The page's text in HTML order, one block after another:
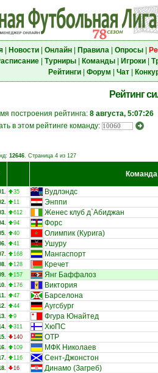
| Новости| Онлайн| Правила| Опросы|
| Турниры| Команды| Игроки|
Рейтинги| Форум Чат|
Рейтинг
построения рейтинга: 8 августа, 5:07:26
в этом рейтинге команду:
12646. Страница 4 из 127
Команда
35 Вудлэндс
11 Энппи
612 Женес клуб д`Абиджан
94 Форс
40 Олимпик (Курига)
41 Ушуру
168 Мангаспорт
128 Кречет
157 Янг Баффалоз
176 Виктория
47 Барселона
44 Аугсбург
9 Фгура Юнайтед
311 ХюПС
140 ОТР
109 МФК Николаев
116 Сент-Джонстон
16 Динамо (Загреб)